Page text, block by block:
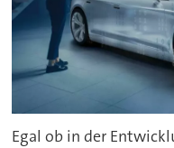
Egal ob in der